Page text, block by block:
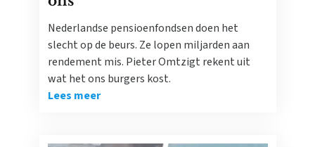
Nederlandse pensioenfondsen doen het
slecht op de beurs. Ze lopen miljarden aan
rendement mis. Pieter Omtzigt rekent uit
wat het ons burgers kost.
Lees meer